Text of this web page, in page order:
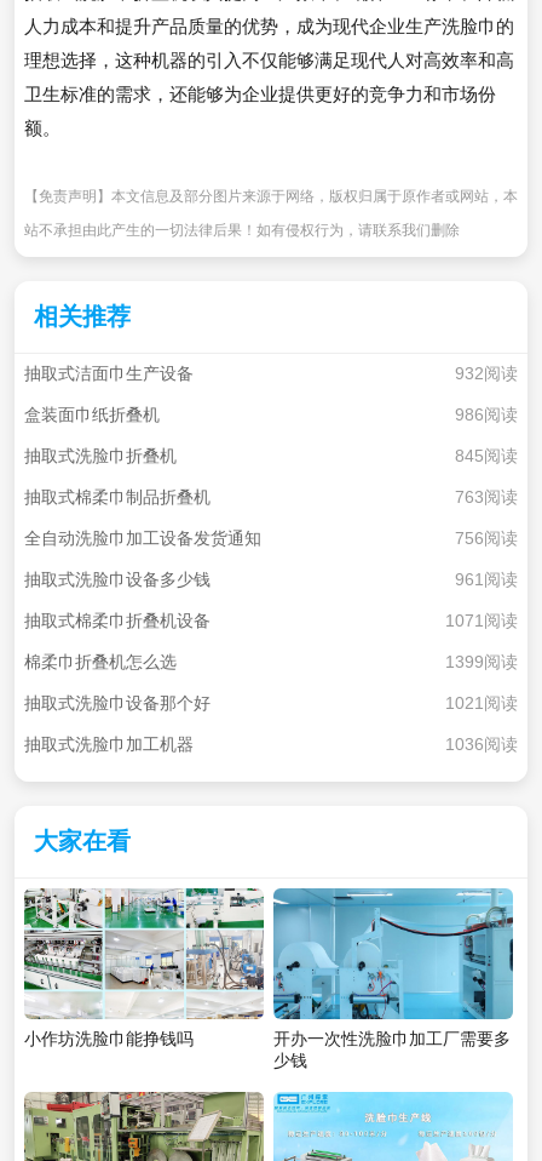
人力成本和提升产品质量的优势，成为现代企业生产洗脸巾的
理想选择，这种机器的引入不仅能够满足现代人对高效率和高
卫生标准的需求，还能够为企业提供更好的竞争力和市场份
额。
【免责声明】本文信息及部分图片来源于网络，版权归属于原作者或网站，本
站不承担由此产生的一切法律后果！如有侵权行为，请联系我们删除
相关推荐
抽取式洁面巾生产设备 932阅读
盒装面巾纸折叠机 986阅读
抽取式洗脸巾折叠机 845阅读
抽取式棉柔巾制品折叠机 763阅读
全自动洗脸巾加工设备发货通知 756阅读
抽取式洗脸巾设备多少钱 961阅读
抽取式棉柔巾折叠机设备 1071阅读
棉柔巾折叠机怎么选 1399阅读
抽取式洗脸巾设备那个好 1021阅读
抽取式洗脸巾加工机器 1036阅读
大家在看
小作坊洗脸巾能挣钱吗
开办一次性洗脸巾加工厂需要多
少钱